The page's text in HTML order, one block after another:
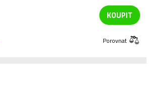
KOUPIT
Porovnat